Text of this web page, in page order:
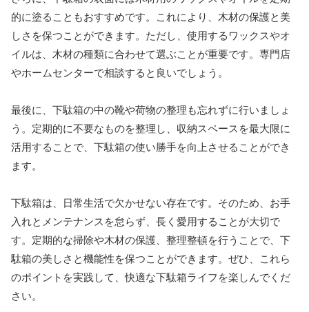
的に塗ることもおすすめです。これにより、木材の保護と美
しさを保つことができます。ただし、使用するワックスやオ
イルは、木材の種類に合わせて選ぶことが重要です。専門店
やホームセンターで相談すると良いでしょう。
最後に、下駄箱の中の靴や荷物の整理も忘れずに行いましょ
う。定期的に不要なものを整理し、収納スペースを最大限に
活用することで、下駄箱の使い勝手を向上させることができ
ます。
下駄箱は、日常生活で欠かせない存在です。そのため、お手
入れとメンテナンスを怠らず、長く愛用することが大切で
す。定期的な掃除や木材の保護、整理整頓を行うことで、下
駄箱の美しさと機能性を保つことができます。ぜひ、これら
のポイントを実践して、快適な下駄箱ライフを楽しんでくだ
さい。